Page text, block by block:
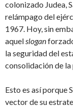
colonizado Judea,
relámpago del
1967. Hoy, sin
aquel slogan
la seguridad del
consolidación de la
Esto es así porque
vector de su